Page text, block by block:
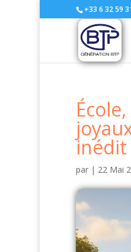
+33 6 32 59
inédit
par | 22 Mai